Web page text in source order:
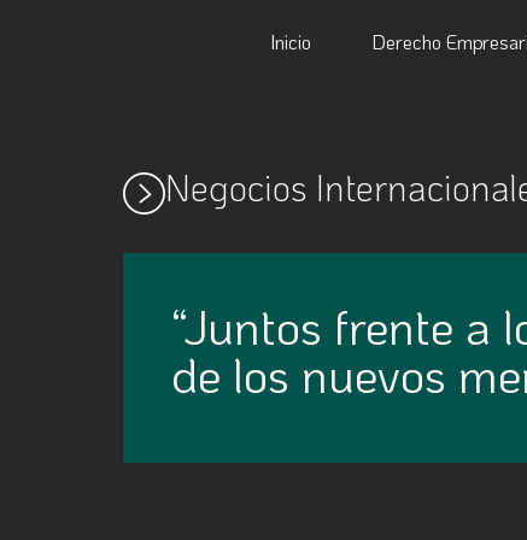
Inicio Derecho
Negocios
“Juntos frente a
de los nuevos